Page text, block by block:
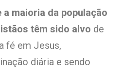
a maioria da população
têm sido alvo de
fé em Jesus,
diária e sendo